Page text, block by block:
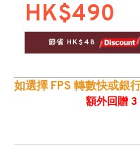
HK$490
節省 HK$48
如選擇 FPS 轉數快或銀
額外回贈